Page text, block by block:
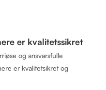
er kvalitetssikret
og ansvarsfulle
er kvalitetsikret og